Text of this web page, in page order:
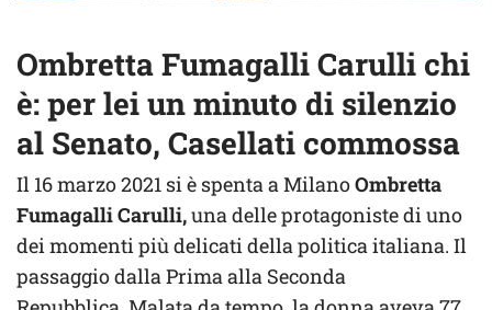
Ombretta Fumagalli Carulli chi
è: per lei un minuto di silenzio
al Senato, Casellati commossa
Il 16 marzo 2021 si è spenta a MilanoOmbretta
Fumagalli Carulli,una delle protagoniste di uno
dei momenti più delicati della politica italiana. Il
passaggio dalla Prima alla Seconda